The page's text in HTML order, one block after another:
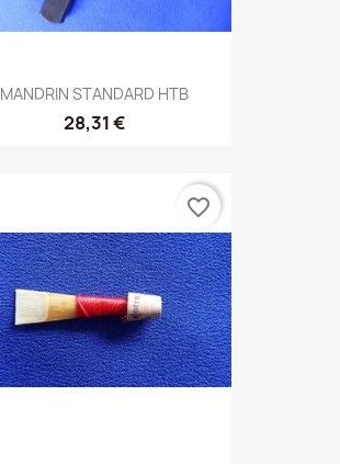
MANDRIN STANDARD HTB
28,31 €
favorite_border